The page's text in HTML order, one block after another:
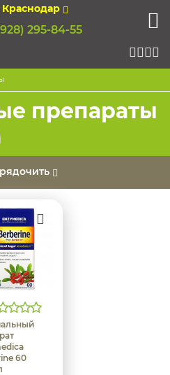
Краснодар
295-84-55
препараты
60